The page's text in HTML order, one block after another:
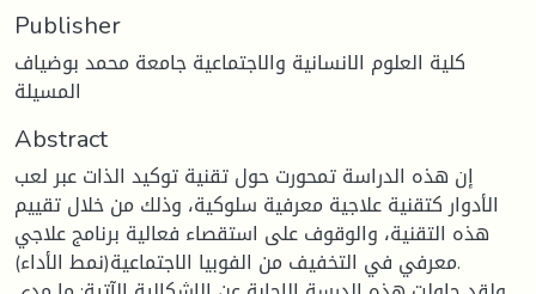
Publisher
كلية العلوم الانسانية والاجتماعية جامعة محمد بوضياف
المسيلة
Abstract
إن هذه الدراسة تمحورت حول تقنية توكيد الذات عبر لعب
الأدوار كتقنية علاجية معرفية سلوكية، وذلك من خلال تقييم
هذه التقنية، والوقوف على استقصاء فعالية برنامج علاجي
معرفي في التخفيف من الفوبيا الاجتماعية(نمط الأداء).